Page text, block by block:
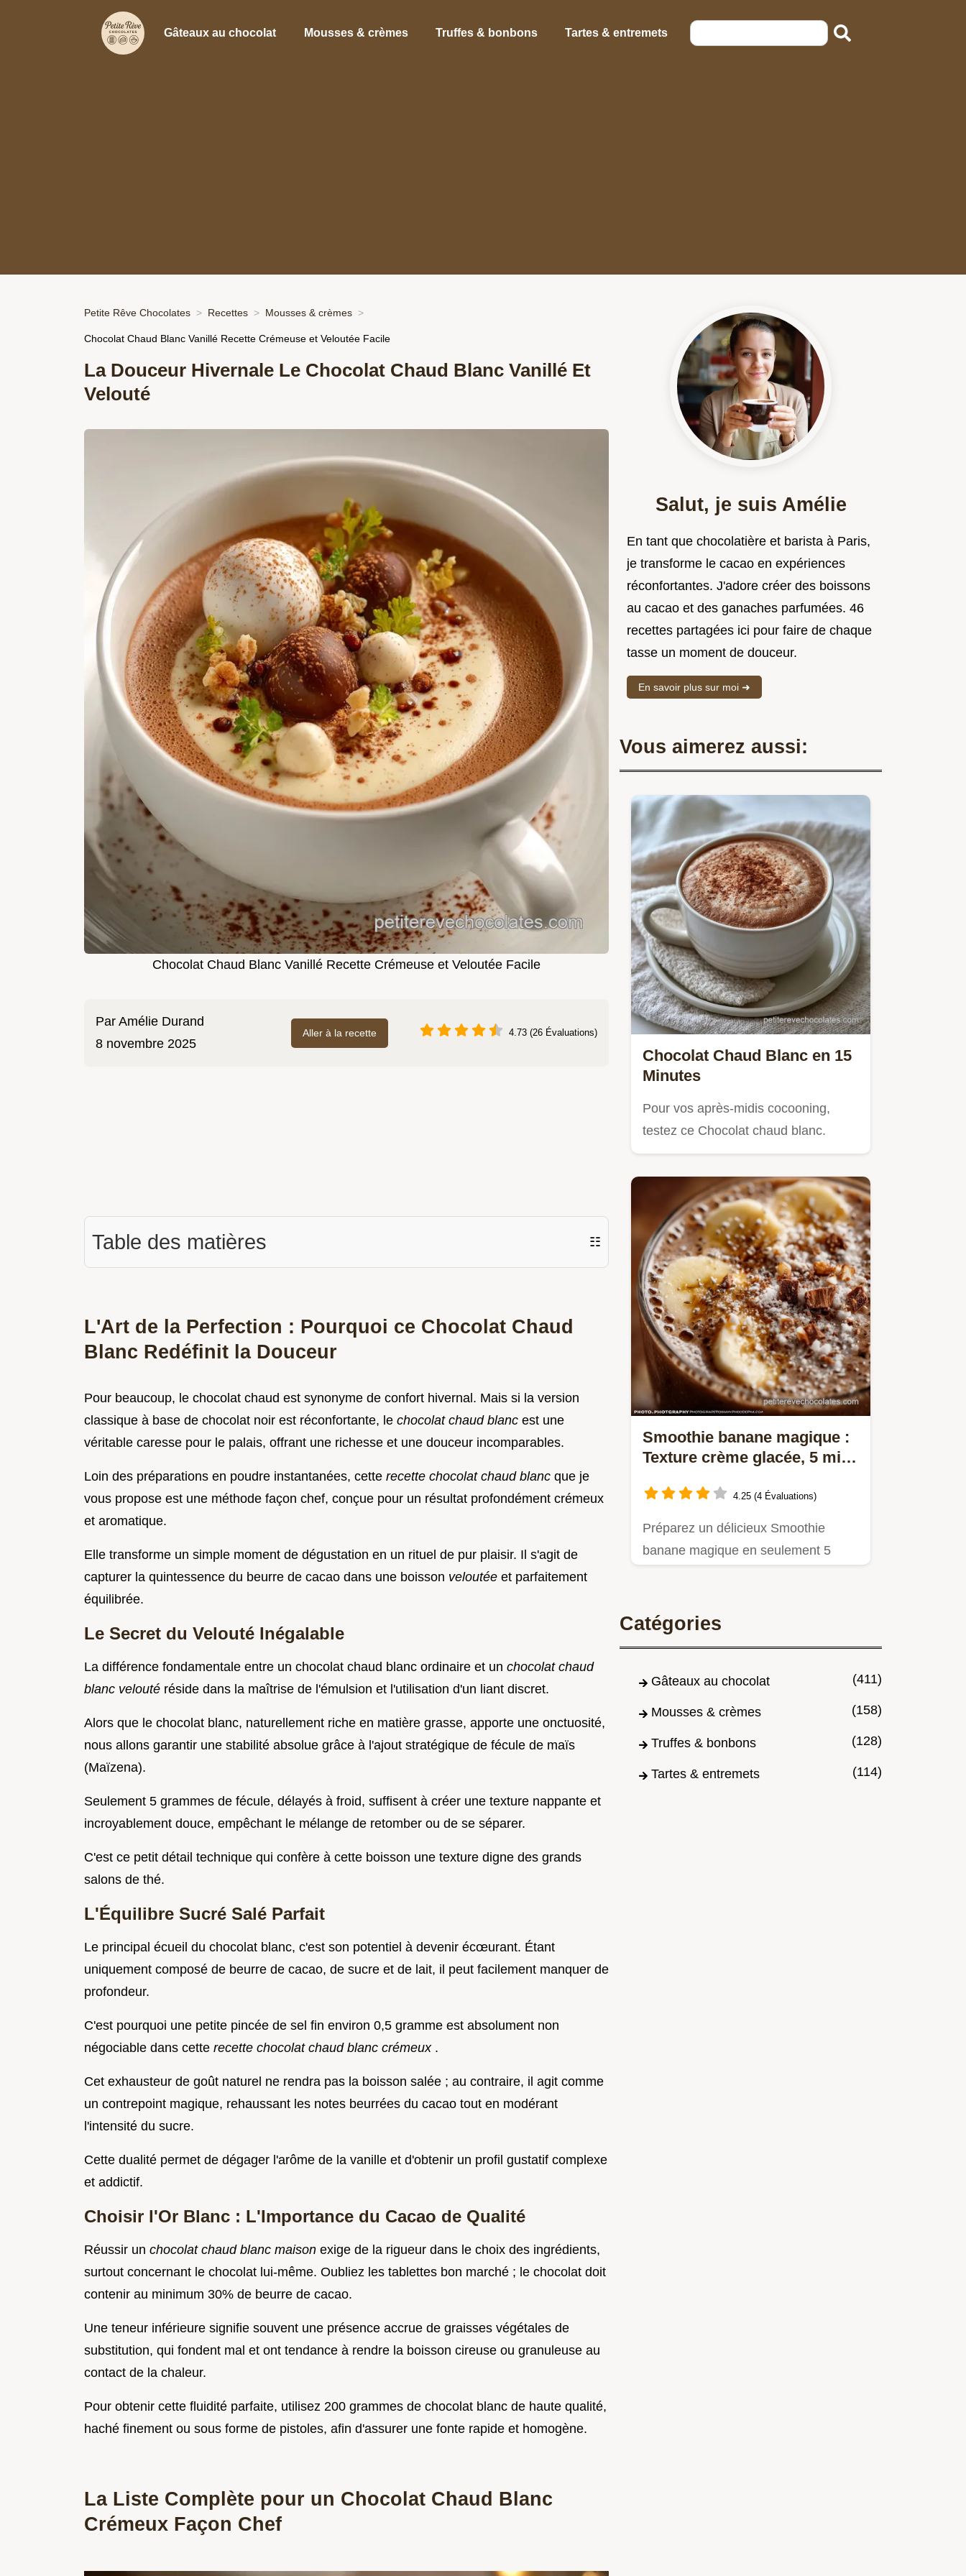
Gâteaux au chocolat Mousses & crèmes Truffes & bonbons Tartes & entremets
Petite Rêve Chocolates Recettes Mousses & crèmes
Chocolat Chaud Blanc Vanillé Recette Crémeuse et Veloutée Facile
La Douceur Hivernale Le Chocolat Chaud Blanc Vanillé Et
Velouté
Chocolat Chaud Blanc Vanillé Recette Crémeuse et Veloutée Facile
Par Amélie Durand
8 novembre 2025
Aller à la recette 4.73 (26 Évaluations)
Table des matières ☷
L'Art de la Perfection : Pourquoi ce Chocolat Chaud
Blanc Redéfinit la Douceur
Pour beaucoup, le chocolat chaud est synonyme de confort hivernal. Mais si la version
classique à base de chocolat noir est réconfortante, le chocolat chaud blanc est une
véritable caresse pour le palais, offrant une richesse et une douceur incomparables.
Loin des préparations en poudre instantanées, cette recette chocolat chaud blanc que je
vous propose est une méthode façon chef, conçue pour un résultat profondément crémeux
et aromatique.
Elle transforme un simple moment de dégustation en un rituel de pur plaisir. Il s'agit de
capturer la quintessence du beurre de cacao dans une boisson veloutée et parfaitement
équilibrée.
Le Secret du Velouté Inégalable
La différence fondamentale entre un chocolat chaud blanc ordinaire et un chocolat chaud
blanc velouté réside dans la maîtrise de l'émulsion et l'utilisation d'un liant discret.
Alors que le chocolat blanc, naturellement riche en matière grasse, apporte une onctuosité,
nous allons garantir une stabilité absolue grâce à l'ajout stratégique de fécule de maïs
(Maïzena).
Seulement 5 grammes de fécule, délayés à froid, suffisent à créer une texture nappante et
incroyablement douce, empêchant le mélange de retomber ou de se séparer.
C'est ce petit détail technique qui confère à cette boisson une texture digne des grands
salons de thé.
L'Équilibre Sucré Salé Parfait
Le principal écueil du chocolat blanc, c'est son potentiel à devenir écœurant. Étant
uniquement composé de beurre de cacao, de sucre et de lait, il peut facilement manquer de
profondeur.
C'est pourquoi une petite pincée de sel fin environ 0,5 gramme est absolument non
négociable dans cette recette chocolat chaud blanc crémeux .
Cet exhausteur de goût naturel ne rendra pas la boisson salée ; au contraire, il agit comme
un contrepoint magique, rehaussant les notes beurrées du cacao tout en modérant
l'intensité du sucre.
Cette dualité permet de dégager l'arôme de la vanille et d'obtenir un profil gustatif complexe
et addictif.
Choisir l'Or Blanc : L'Importance du Cacao de Qualité
Réussir un chocolat chaud blanc maison exige de la rigueur dans le choix des ingrédients,
surtout concernant le chocolat lui-même. Oubliez les tablettes bon marché ; le chocolat doit
contenir au minimum 30% de beurre de cacao.
Une teneur inférieure signifie souvent une présence accrue de graisses végétales de
substitution, qui fondent mal et ont tendance à rendre la boisson cireuse ou granuleuse au
contact de la chaleur.
Pour obtenir cette fluidité parfaite, utilisez 200 grammes de chocolat blanc de haute qualité,
haché finement ou sous forme de pistoles, afin d'assurer une fonte rapide et homogène.
La Liste Complète pour un Chocolat Chaud Blanc
Crémeux Façon Chef
Salut, je suis Amélie
En tant que chocolatière et barista à Paris,
je transforme le cacao en expériences
réconfortantes. J'adore créer des boissons
au cacao et des ganaches parfumées. 46
recettes partagées ici pour faire de chaque
tasse un moment de douceur.
En savoir plus sur moi ➜
Vous aimerez aussi:
Chocolat Chaud Blanc en 15
Minutes
Pour vos après-midis cocooning,
testez ce Chocolat chaud blanc.
Smoothie banane magique :
Texture crème glacée, 5 min
4.25 (4 Évaluations)
Préparez un délicieux Smoothie
banane magique en seulement 5
Catégories
Gâteaux au chocolat (411)
Mousses & crèmes (158)
Truffes & bonbons (128)
Tartes & entremets (114)